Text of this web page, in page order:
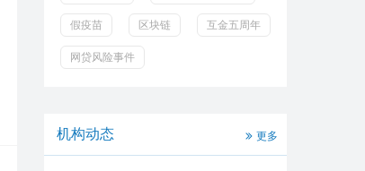
假疫苗 区块链 互金五周年
网贷风险事件
机构动态 更多